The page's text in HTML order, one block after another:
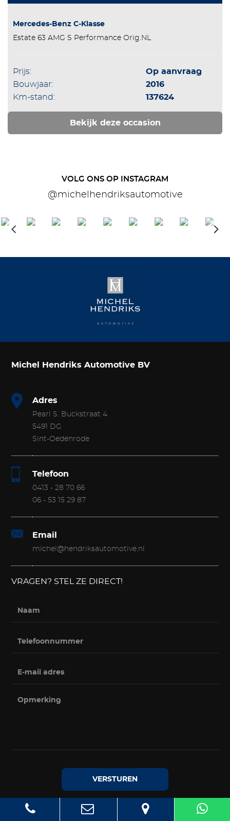
Mercedes-Benz C-Klasse
Estate 63 AMG S Performance Orig.NL
Prijs:
Op aanvraag
Bouwjaar:
2016
Km-stand:
137624
Bekijk deze occasion
VOLG ONS OP INSTAGRAM
@michelhendriksautomotive
Michel Hendriks Automotive BV
Adres
Pearl S. Buckstraat 4
5491 DG
Sint-Oedenrode
Telefoon
0413 - 28 70 66
06 - 53 15 29 87
Email
michel@hendriksautomotive.nl
VRAGEN? STEL ZE DIRECT!
VERSTUREN